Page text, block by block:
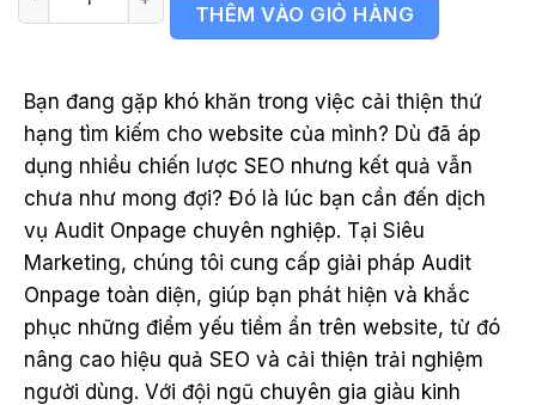
THÊM VÀO GIỎ HÀNG
Bạn đang gặp khó khăn trong việc cải thiện thứ
hạng tìm kiếm cho website của mình? Dù đã áp
dụng nhiều chiến lược SEO nhưng kết quả vẫn
chưa như mong đợi? Đó là lúc bạn cần đến dịch
vụ Audit Onpage chuyên nghiệp. Tại Siêu
Marketing, chúng tôi cung cấp giải pháp Audit
Onpage toàn diện, giúp bạn phát hiện và khắc
phục những điểm yếu tiềm ẩn trên website, từ đó
nâng cao hiệu quả SEO và cải thiện trải nghiệm
người dùng. Với đội ngũ chuyên gia giàu kinh